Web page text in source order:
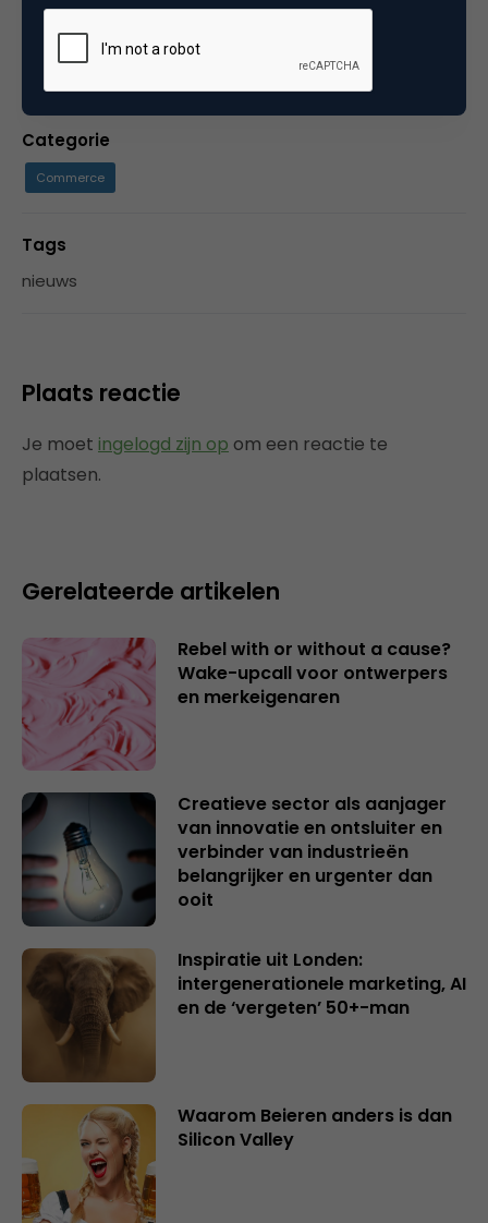
Categorie
Commerce
Tags
nieuws
Plaats reactie
Je moet ingelogd zijn op om een reactie te
plaatsen.
Gerelateerde artikelen
Rebel with or without a cause?
Wake-upcall voor ontwerpers
en merkeigenaren
Creatieve sector als aanjager
van innovatie en ontsluiter en
verbinder van industrieën
belangrijker en urgenter dan
ooit
Inspiratie uit Londen:
intergenerationele marketing, AI
en de ‘vergeten’ 50+-man
Waarom Beieren anders is dan
Silicon Valley